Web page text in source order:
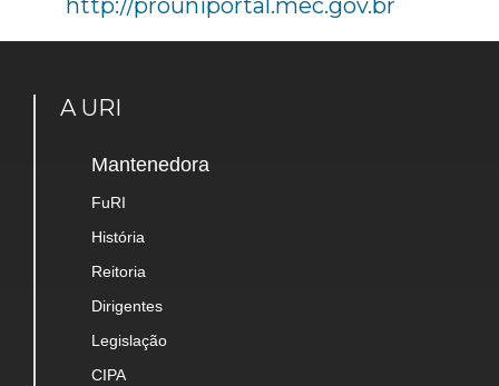
http://prouniportal.mec.gov.br
A URI
Mantenedora
FuRI
História
Reitoria
Dirigentes
Legislação
CIPA